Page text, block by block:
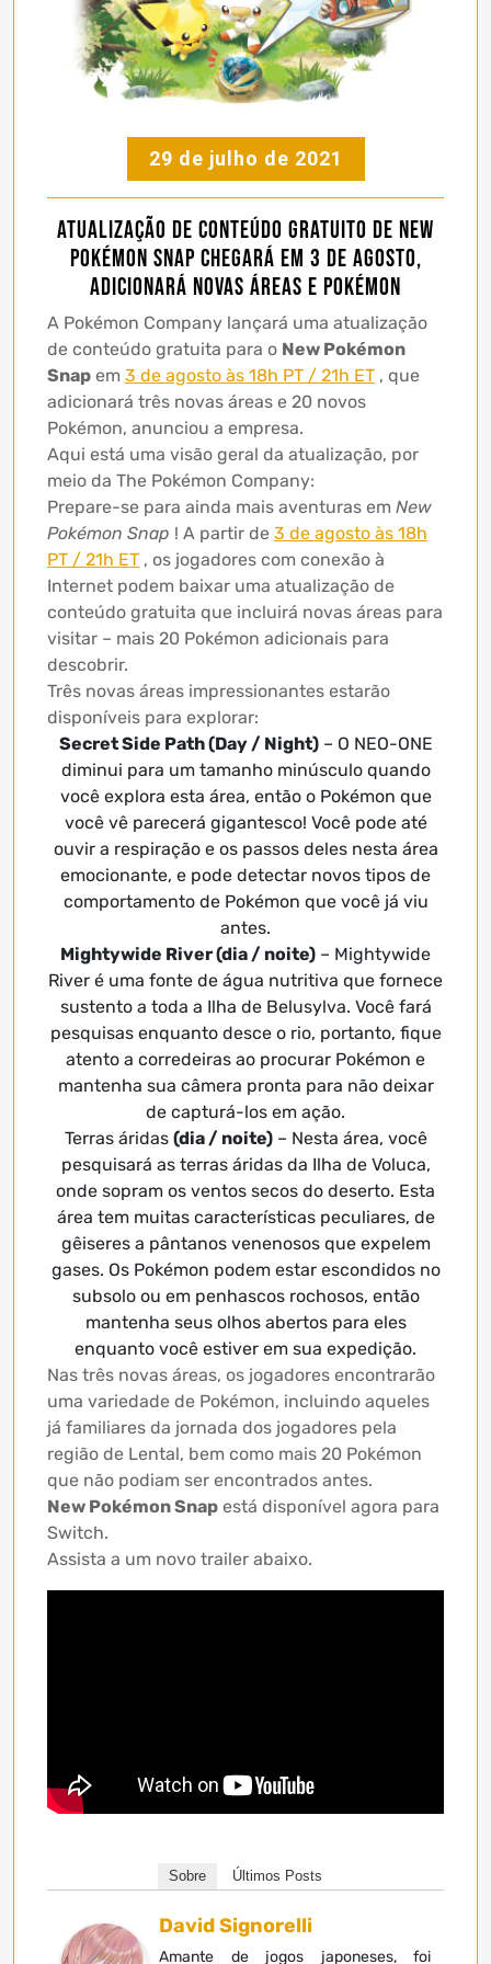
29 de julho de 2021
Atualização de conteúdo gratuito de New
Pokémon Snap chegará em 3 de agosto,
adicionará novas áreas e Pokémon
A Pokémon Company lançará uma atualização
de conteúdo gratuita para o New Pokémon
Snap em 3 de agosto às 18h PT / 21h ET , que
adicionará três novas áreas e 20 novos
Pokémon, anunciou a empresa.
Aqui está uma visão geral da atualização, por
meio da The Pokémon Company:
Prepare-se para ainda mais aventuras em New
Pokémon Snap ! A partir de 3 de agosto às 18h
PT / 21h ET , os jogadores com conexão à
Internet podem baixar uma atualização de
conteúdo gratuita que incluirá novas áreas para
visitar – mais 20 Pokémon adicionais para
descobrir.
Três novas áreas impressionantes estarão
disponíveis para explorar:
Secret Side Path (Day / Night)– O NEO-ONE
diminui para um tamanho minúsculo quando
você explora esta área, então o Pokémon que
você vê parecerá gigantesco! Você pode até
ouvir a respiração e os passos deles nesta área
emocionante, e pode detectar novos tipos de
comportamento de Pokémon que você já viu
antes.
Mightywide River (dia / noite) – Mightywide
River é uma fonte de água nutritiva que fornece
sustento a toda a Ilha de Belusylva. Você fará
pesquisas enquanto desce o rio, portanto, fique
atento a corredeiras ao procurar Pokémon e
mantenha sua câmera pronta para não deixar
de capturá-los em ação.
Terras áridas (dia / noite)– Nesta área, você
pesquisará as terras áridas da Ilha de Voluca,
onde sopram os ventos secos do deserto. Esta
área tem muitas características peculiares, de
gêiseres a pântanos venenosos que expelem
gases. Os Pokémon podem estar escondidos no
subsolo ou em penhascos rochosos, então
mantenha seus olhos abertos para eles
enquanto você estiver em sua expedição.
Nas três novas áreas, os jogadores encontrarão
uma variedade de Pokémon, incluindo aqueles
já familiares da jornada dos jogadores pela
região de Lental, bem como mais 20 Pokémon
que não podiam ser encontrados antes.
New Pokémon Snap está disponível agora para
Switch.
Assista a um novo trailer abaixo.
Sobre Últimos Posts
David Signorelli
Amante de jogos japoneses, foi